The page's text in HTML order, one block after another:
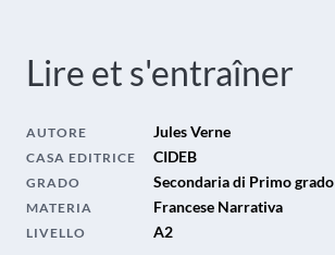
Lire et s'entraîner
AUTORE Jules Verne
CASA EDITRICE CIDEB
GRADO Secondaria di Primo grado
MATERIA Francese Narrativa
LIVELLO A2